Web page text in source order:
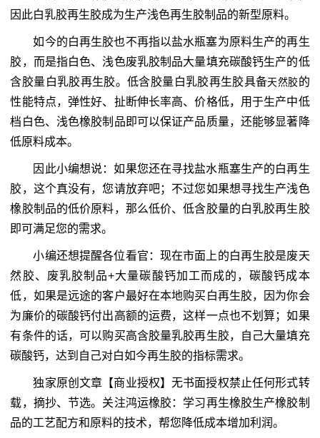
因此白乳胶再生胶成为生产浅色再生胶制品的新型原料。
如今的白再生胶也不再指以盐水瓶塞为原料生产的再生
胶，而是指白色、浅色废乳胶制品大量填充碳酸钙生产的低
含胶量白乳胶再生胶。低含胶量白乳胶再生胶具备天然胶的
性能特点，弹性好、扯断伸长率高、价格低，用于生产中低
档白色、浅色橡胶制品即可以保证产品质量，还能够显著降
低原料成本。
因此小编想说：如果您还在寻找盐水瓶塞生产的白再生
胶，这个真没有，您请放弃吧；不过您如果想寻找生产浅色
橡胶制品的低价原料，那么低价、低含胶量的白乳胶再生胶
即可满足您的需求。
小编还想提醒各位看官：现在市面上的白再生胶是废天
然胶、废乳胶制品+大量碳酸钙加工而成的，碳酸钙成本
低，如果是远途的客户最好在本地购买白再生胶，因为你会
为廉价的碳酸钙付出高额的运费，这样一点也不划算；如果
有条件的话，可以购买高含胶量乳胶再生胶，自己大量填充
碳酸钙，达到自己对白如今再生胶的指标需求。
独家原创文章【商业授权】无书面授权禁止任何形式转
载，摘抄、节选。关注鸿运橡胶：学习再生橡胶生产橡胶制
品的工艺配方和原料的技术，帮您降低成本增加利润。